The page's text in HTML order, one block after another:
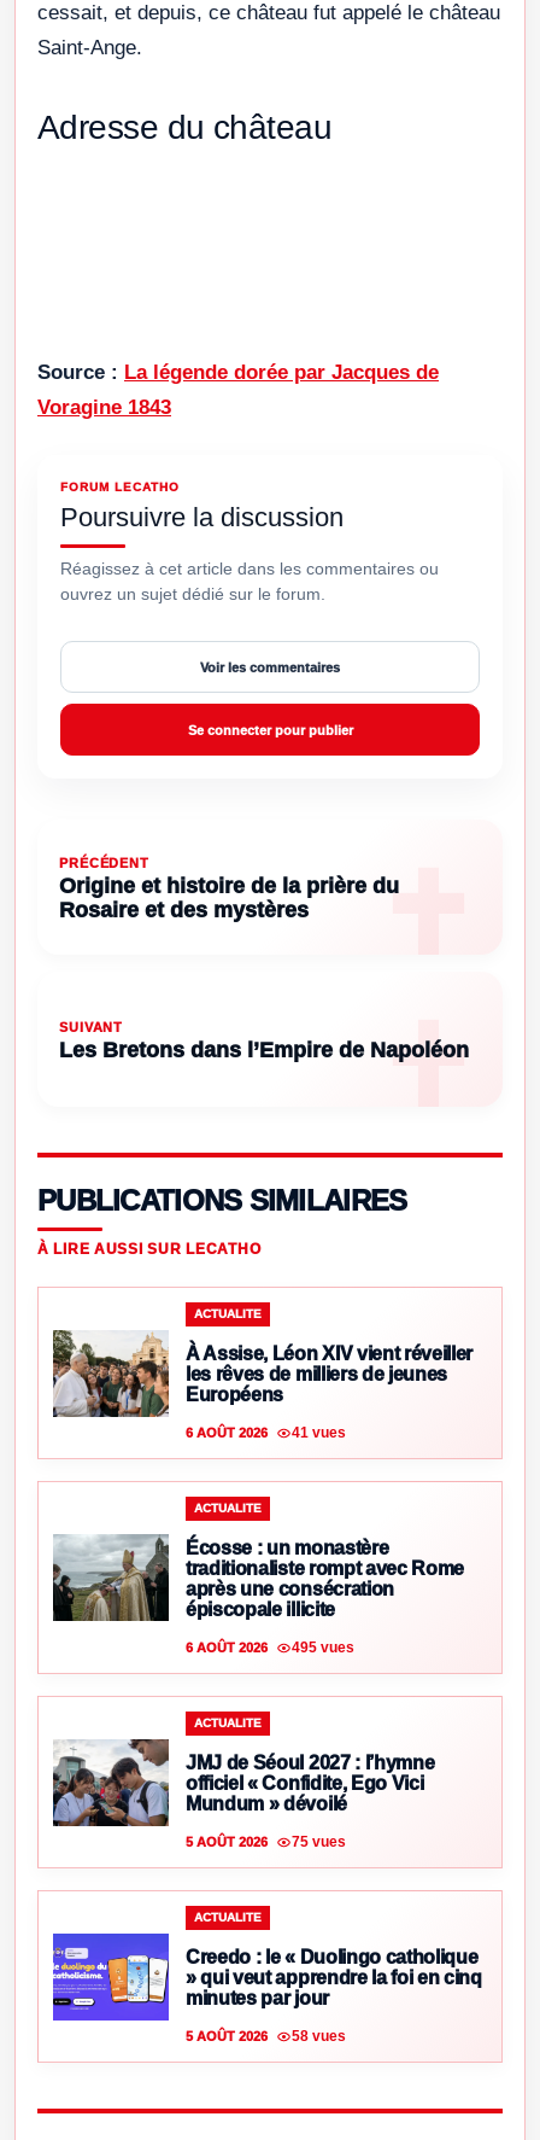
cessait, et depuis, ce château fut appelé le château
Saint-Ange.
Adresse du château
Source : La légende dorée par Jacques de
Voragine 1843
FORUM LECATHO
Poursuivre la discussion
Réagissez à cet article dans les commentaires ou
ouvrez un sujet dédié sur le forum.
Voir les commentaires
Se connecter pour publier
PRÉCÉDENT
Origine et histoire de la prière du
Rosaire et des mystères
SUIVANT
Les Bretons dans l’Empire de Napoléon
PUBLICATIONS SIMILAIRES
À LIRE AUSSI SUR LECATHO
ACTUALITE
À Assise, Léon XIV vient réveiller
les rêves de milliers de jeunes
Européens
6 AOÛT 2026 41 vues
ACTUALITE
Écosse : un monastère
traditionaliste rompt avec Rome
après une consécration
épiscopale illicite
6 AOÛT 2026 495 vues
ACTUALITE
JMJ de Séoul 2027 : l’hymne
officiel « Confidite, Ego Vici
Mundum » dévoilé
5 AOÛT 2026 75 vues
ACTUALITE
Creedo : le « Duolingo catholique
» qui veut apprendre la foi en cinq
minutes par jour
5 AOÛT 2026 58 vues